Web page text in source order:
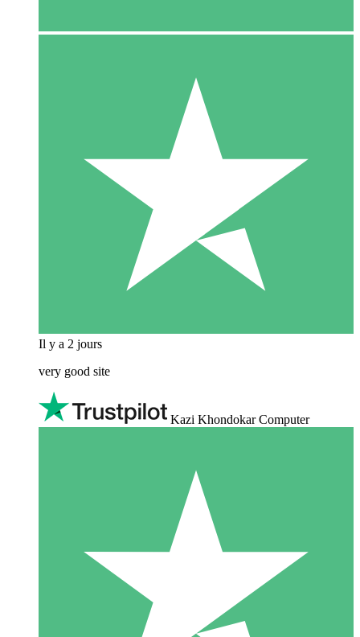
Il y a 2 jours
very good site
Kazi Khondokar Computer